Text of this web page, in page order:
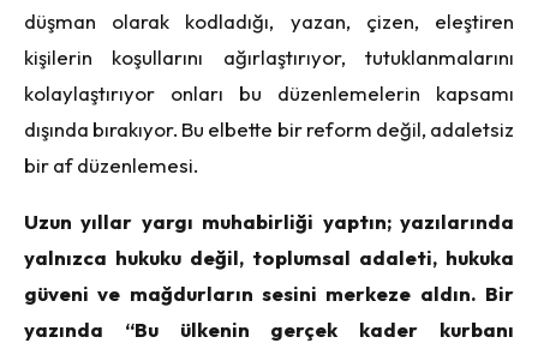
düşman olarak kodladığı, yazan, çizen, eleştiren
kişilerin koşullarını ağırlaştırıyor, tutuklanmalarını
kolaylaştırıyor onları bu düzenlemelerin kapsamı
dışında bırakıyor. Bu elbette bir reform değil, adaletsiz
bir af düzenlemesi.
Uzun yıllar yargı muhabirliği yaptın; yazılarında
yalnızca hukuku değil, toplumsal adaleti, hukuka
güveni ve mağdurların sesini merkeze aldın. Bir
yazında “Bu ülkenin gerçek kader kurbanı